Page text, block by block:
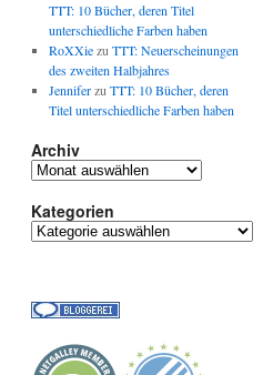
TTT: 10 Bücher, deren Titel
unterschiedliche Farben haben
RoXXiezu TTT: Neuerscheinungen
des zweiten Halbjahres
Jenniferzu TTT: 10 Bücher, deren
Titel unterschiedliche Farben haben
Archiv
Archiv
Kategorien
Kategorien